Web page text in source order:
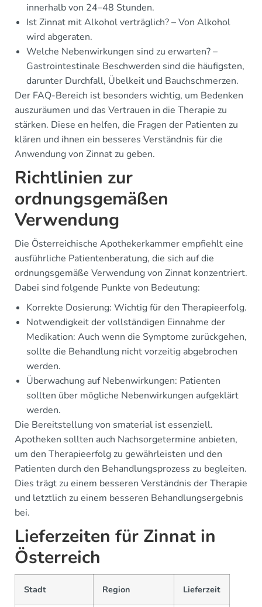
innerhalb von 24–48 Stunden.
Ist Zinnat mit Alkohol verträglich? – Von Alkohol
wird abgeraten.
Welche Nebenwirkungen sind zu erwarten? –
Gastrointestinale Beschwerden sind die häufigsten,
darunter Durchfall, Übelkeit und Bauchschmerzen.
Der FAQ-Bereich ist besonders wichtig, um Bedenken
auszuräumen und das Vertrauen in die Therapie zu
stärken. Diese en helfen, die Fragen der Patienten zu
klären und ihnen ein besseres Verständnis für die
Anwendung von Zinnat zu geben.
Richtlinien zur
ordnungsgemäßen
Verwendung
Die Österreichische Apothekerkammer empfiehlt eine
ausführliche Patientenberatung, die sich auf die
ordnungsgemäße Verwendung von Zinnat konzentriert.
Dabei sind folgende Punkte von Bedeutung:
Korrekte Dosierung: Wichtig für den Therapieerfolg.
Notwendigkeit der vollständigen Einnahme der
Medikation: Auch wenn die Symptome zurückgehen,
sollte die Behandlung nicht vorzeitig abgebrochen
werden.
Überwachung auf Nebenwirkungen: Patienten
sollten über mögliche Nebenwirkungen aufgeklärt
werden.
Die Bereitstellung von smaterial ist essenziell.
Apotheken sollten auch Nachsorgetermine anbieten,
um den Therapieerfolg zu gewährleisten und den
Patienten durch den Behandlungsprozess zu begleiten.
Dies trägt zu einem besseren Verständnis der Therapie
und letztlich zu einem besseren Behandlungsergebnis
bei.
Lieferzeiten für Zinnat in
Österreich
Stadt Region Lieferzeit